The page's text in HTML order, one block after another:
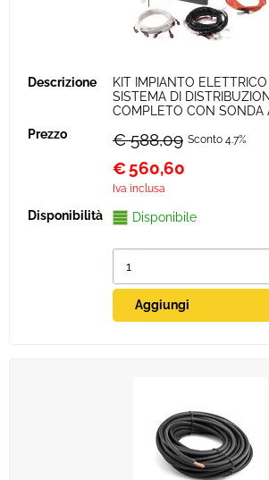
KIT IMPIANTO
SISTEMA DI
COMPLETO CON SONDA
€ 588,09 Sconto 4.7%
€ 560,60
Iva inclusa
Disponibile